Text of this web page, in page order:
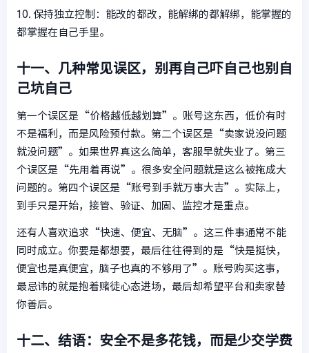
10. 保持独立控制：能改的都改，能解绑的都解绑，能掌握的
都掌握在自己手里。
十一、几种常见误区，别再自己吓自己也别自
己坑自己
第一个误区是“价格越低越划算”。账号这东西，低价有时
不是福利，而是风险预付款。第二个误区是“卖家说没问题
就没问题”。如果世界真这么简单，客服早就失业了。第三
个误区是“先用着再说”。很多安全问题就是这么被拖成大
问题的。第四个误区是“账号到手就万事大吉”。实际上，
到手只是开始，接管、验证、加固、监控才是重点。
还有人喜欢追求“快速、便宜、无脑”。这三件事通常不能
同时成立。你要是都想要，最后往往得到的是“快是挺快，
便宜也是真便宜，脑子也真的不够用了”。账号购买这事，
最忌讳的就是抱着赌徒心态进场，最后却希望平台和卖家替
你善后。
十二、结语：安全不是多花钱，而是少交学费